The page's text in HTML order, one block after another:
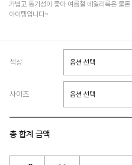
가볍고 통기성이 좋아 여름철 데일리룩은 물
아이템입니다~
색상
사이즈
총 합계 금액